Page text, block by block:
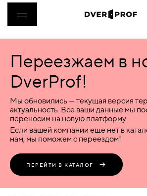
ДВЕРИ
ФУРНИТУРА
ВОРОТА
ПЕРЕГОРОДКИ
Переезжаем в
DverProf!
Мы обновились — текущая версия
актуальность. Все ваши данные мы
переносим на новую платформу.
Если вашей компании еще нет в
нам, мы поможем с переездом!
ПЕРЕЙТИ В КАТАЛОГ